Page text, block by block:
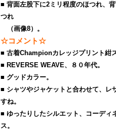
■ 背面左股下に2ミリ程度のほつれ、
つれ
（画像8）。
☆コメント☆
■ 古着Championカレッジプリント紺
■ REVERSE WEAVE、８０年代。
■ グッドカラー。
■ シャツやジャケットと合わせて、レ
すね。
■ ゆったりしたシルエット、コーディ
ス。